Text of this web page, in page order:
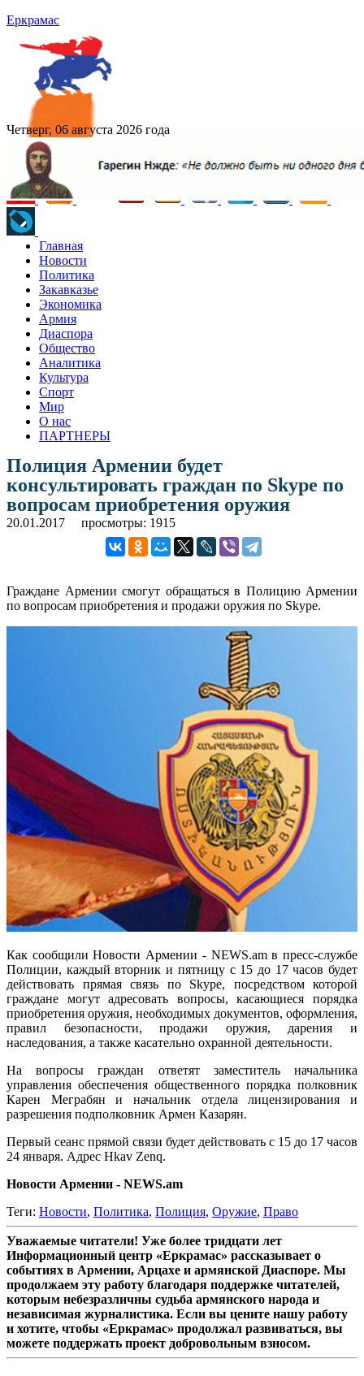
Еркрамас
Четверг, 06 августа 2026 года
Главная
Новости
Политика
Закавказье
Экономика
Армия
Диаспора
Общество
Аналитика
Культура
Спорт
Мир
О нас
ПАРТНЕРЫ
Полиция Армении будет
консультировать граждан по Skype по
вопросам приобретения оружия
20.01.2017 просмотры: 1915
Граждане Армении смогут обращаться в Полицию Армении
по вопросам приобретения и продажи оружия по Skype.
Как сообщили Новости Армении - NEWS.am в пресс-службе
Полиции, каждый вторник и пятницу с 15 до 17 часов будет
действовать прямая связь по Skype, посредством которой
граждане могут адресовать вопросы, касающиеся порядка
приобретения оружия, необходимых документов, оформления,
правил безопасности, продажи оружия, дарения и
наследования, а также касательно охранной деятельности.
На вопросы граждан ответят заместитель начальника
управления обеспечения общественного порядка полковник
Карен Меграбян и начальник отдела лицензирования и
разрешения подполковник Армен Казарян.
Первый сеанс прямой связи будет действовать с 15 до 17 часов
24 января. Адрес Hkav Zenq.
Новости Армении - NEWS.am
Теги: Новости, Политика, Полиция, Оружие, Право
Уважаемые читатели! Уже более тридцати лет
Информационный центр «Еркрамас» рассказывает о
событиях в Армении, Арцахе и армянской Диаспоре. Мы
продолжаем эту работу благодаря поддержке читателей,
которым небезразличны судьба армянского народа и
независимая журналистика. Если вы цените нашу работу
и хотите, чтобы «Еркрамас» продолжал развиваться, вы
можете поддержать проект добровольным взносом.